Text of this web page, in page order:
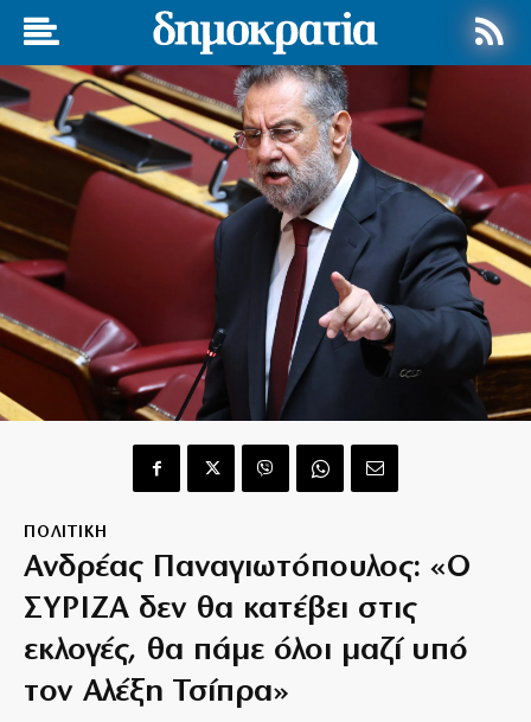
ΠΟΛΙΤΙΚΗ
Ανδρέας Παναγιωτόπουλος: «Ο
ΣΥΡΙΖΑ δεν θα κατέβει στις
εκλογές, θα πάμε όλοι μαζί υπό
τον Αλέξη Τσίπρα»